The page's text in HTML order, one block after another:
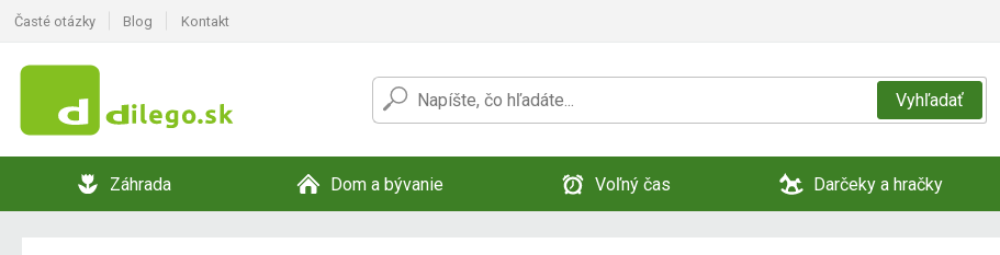
Časté otázky Blog Kontakt
Vyhľadať
Záhrada Dom a bývanie Voľný čas Darčeky a hračky